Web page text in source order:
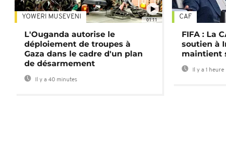
01:11
YOWERI MUSEVENI
L'Ouganda autorise le
déploiement de troupes à
Gaza dans le cadre d'un plan
de désarmement
Il y a 40 minutes
CAF
FIFA : La
soutien à
maintient
Il y a 1 heure